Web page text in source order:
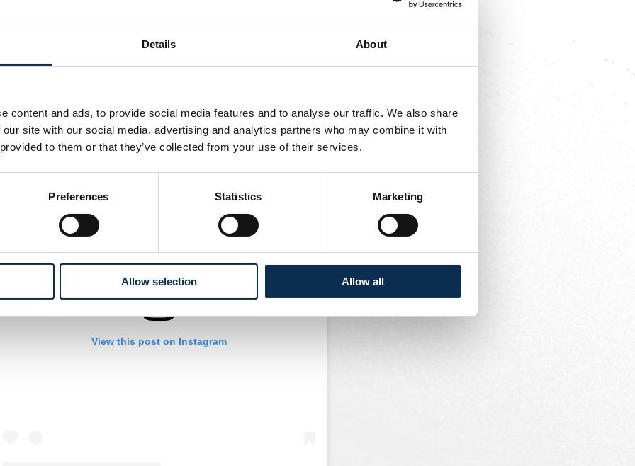
Details About
content and ads, to provide social media features and to analyse our traffic. We also share
site with our social media, advertising and analytics partners who may combine it with
to them or that they’ve collected from your use of their services.
Preferences Statistics Marketing
Allow selection Allow all
hij aan bij Premier League-club Brighton & Hove Albion. Zes maanden later werd hij
club KV Oostende. Daar kwam hij maar zeven keer in actie, maar hij slaagde erin
meer in een 1-1 gelijkspel tegen Union in het Dudenpark.
View this post on Instagram